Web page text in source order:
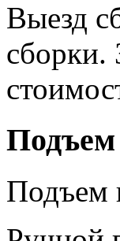
Выезд
сборки.
Подъем
Подъем